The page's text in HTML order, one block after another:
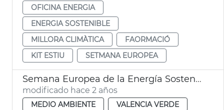
OFICINA ENERGIA
ENERGIA SOSTENIBLE
MILLORA CLIMÀTICA
FAORMACIÓ
KIT ESTIU
SETMANA EUROPEA
Semana Europea de la Energía Sostenible
modificado hace 2 años
MEDIO AMBIENTE
VALENCIA VERDE